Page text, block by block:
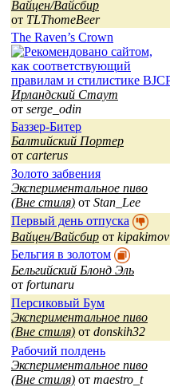
Вайцен/Вайсбир
от TLThomeBeer
The Raven’s Crown
Ирландский Стаут
от serge_odin
Баззер-Битер
Балтийский Портер
от carterus
Золото забвения
Экспериментальное пиво
(Вне стиля) от Stan_Lee
Первый день отпуска
Вайцен/Вайсбир от kipakimov
Бельгия в золотом
Бельгийский Блонд Эль
от fortunaru
Персиковый Бум
Экспериментальное пиво
(Вне стиля) от donskih32
Рабочий полдень
Экспериментальное пиво
(Вне стиля) от maestro_t